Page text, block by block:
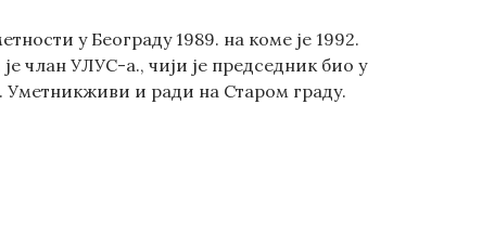
у Београду 1989. на коме је 1992.
члан УЛУС-а., чији је председник био у
Уметникживи и ради на Старом граду.